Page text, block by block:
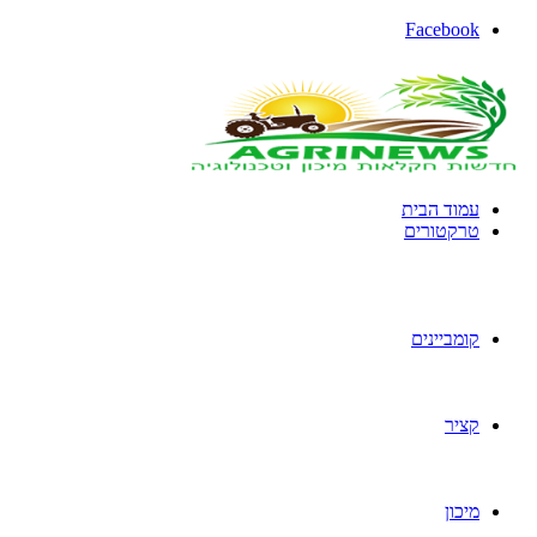
Facebook
עמוד הבית
טרקטורים
קומביינים
קציר
מיכון